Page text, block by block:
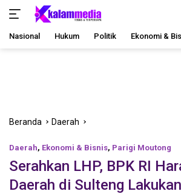
Nasional Hukum Politik Ekonomi &
Beranda Daerah
Daerah, Ekonomi & Bisnis, Parigi Moutong
Serahkan LHP, BPK RI
Daerah di Sulteng